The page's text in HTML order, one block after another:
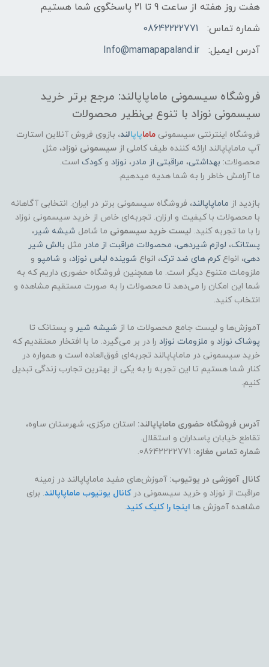
هفت روز هفته از ساعت 9 تا 21 پاسخگوی شما هستیم
شماره تماس:
08642222771
آدرس ایمیل:
Info@mamapapaland.ir
فروشگاه سیسمونی ماماپاپالند: مرجع برتر خرید
سیسمونی نوزاد با تنوع بی‌نظیر محصولات
فروشگاه اینترنتی سیسمونی ماماپاپالند، بازوی فروش آنلاین استارت
آپ ماماپاپالند ارائه کننده طیف کاملی از سیسمونی نوزاد، مثل
محصولات: بهداشتی، مراقبتی از مادر، نوزاد وکودک است.
ما آرامش خاطر را به شما هدیه میدهیم.
بازدید از ماماپاپالند، فروشگاه سیسمونی برتر در ایران. انتخابی آگاهانه
با محصولات با کیفیت و ارزان. تجربه‌ای خاص از خرید سیسمونی نوزاد
را با ما تجربه کنید. لیست خرید سیسمونی ما شامل شیشه شیر،
پستانک، لوازم شیردهی، محصولات مراقبت از مادر مثل بالش شیر
دهی، انواعکرم های ضد ترک، انواع شوینده لباس نوزاد، و شامپو و
ملزومات متنوع دیگر است. ما همچنین فروشگاه حضوری داریم که به
شما این امکان را می‌دهد تا محصولات را به صورت مستقیم مشاهده و
انتخاب کنید.
آموزش‌ها و لیست جامع محصولات ما از شیشه شیر و پستانک تا
پوشاک نوزاد و ملزومات نوزاد را در بر می‌گیرد. ما با افتخار معتقدیم که
خرید سیسمونی در ماماپاپالند تجربه‌ای فوق‌العاده است و همواره در
کنار شما هستیم تا این تجربه را به یکی از بهترین تجارب زندگی تبدیل
کنیم.
آدرس فروشگاه حضوری ماماپاپالند: استان مرکزی، شهرستان ساوه،
تقاطع خیابان پاسداران و استقلال.
شماره تماس مغازه:
کانال آموزشی در یوتیوب: آموزش‌های مفید ماماپاپالند در زمینه
مراقبت از نوزاد و خرید سیسمونی درکانال یوتیوب ماماپاپالند. برای
مشاهده آموزش ها اینجا را کلیک کنید.